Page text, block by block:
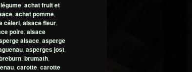
, achat fruit et
, achat pomme,
céleri, alsace fleur,
poire, alsace
alsace, asperge
, asperges jost,
, brumath,
, carotte, carotte